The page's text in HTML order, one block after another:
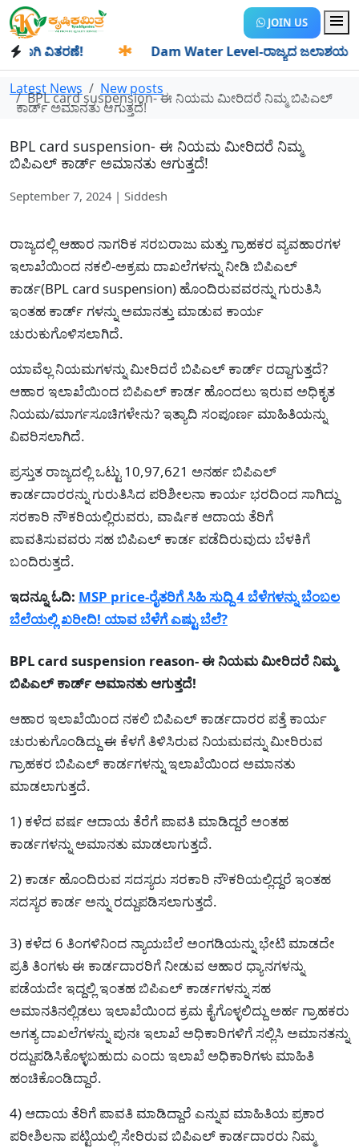
JOIN US
ವಿತರಣೆ! Dam Water Level-ರಾಜ್ಯದ ಜಲಾಶಯಗಳಿಗೆ
Latest News New posts
BPL card suspension- ಈ ನಿಯಮ ಮೀರಿದರೆ ನಿಮ್ಮ ಬಿಪಿಎಲ್
ಕಾರ್ಡ್ ಅಮಾನತು ಆಗುತ್ತದೆ!
BPL card suspension- ಈ ನಿಯಮ ಮೀರಿದರೆ ನಿಮ್ಮ
ಬಿಪಿಎಲ್ ಕಾರ್ಡ್ ಅಮಾನತು ಆಗುತ್ತದೆ!
September 7, 2024 | Siddesh
ರಾಜ್ಯದಲ್ಲಿ ಆಹಾರ ನಾಗರಿಕ ಸರಬರಾಜು ಮತ್ತು ಗ್ರಾಹಕರ ವ್ಯವಹಾರಗಳ
ಇಲಾಖೆಯಿಂದ ನಕಲಿ-ಅಕ್ರಮ ದಾಖಲೆಗಳನ್ನು ನೀಡಿ ಬಿಪಿಎಲ್
ಕಾರ್ಡ(BPL card suspension) ಹೊಂದಿರುವವರನ್ನು ಗುರುತಿಸಿ
ಇಂತಹ ಕಾರ್ಡ್ ಗಳನ್ನು ಅಮಾನತ್ತು ಮಾಡುವ ಕಾರ್ಯ
ಚುರುಕುಗೊಳಿಸಲಾಗಿದೆ.
ಯಾವೆಲ್ಲ ನಿಯಮಗಳನ್ನು ಮೀರಿದರೆ ಬಿಪಿಎಲ್ ಕಾರ್ಡ್ ರದ್ದಾಗುತ್ತದೆ?
ಆಹಾರ ಇಲಾಖೆಯಿಂದ ಬಿಪಿಎಲ್ ಕಾರ್ಡ ಹೊಂದಲು ಇರುವ ಅಧಿಕೃತ
ನಿಯಮ/ಮಾರ್ಗಸೂಚಿಗಳೇನು? ಇತ್ಯಾದಿ ಸಂಪೂರ್ಣ ಮಾಹಿತಿಯನ್ನು
ವಿವರಿಸಲಾಗಿದೆ.
ಪ್ರಸ್ತುತ ರಾಜ್ಯದಲ್ಲಿ ಒಟ್ಟು 10,97,621 ಅನರ್ಹ ಬಿಪಿಎಲ್
ಕಾರ್ಡದಾರರನ್ನು ಗುರುತಿಸಿದ ಪರಿಶೀಲನಾ ಕಾರ್ಯ ಭರದಿಂದ ಸಾಗಿದ್ದು
ಸರಕಾರಿ ನೌಕರಿಯಲ್ಲಿರುವರು, ವಾರ್ಷಿಕ ಆದಾಯ ತೆರಿಗೆ
ಪಾವತಿಸುವವರು ಸಹ ಬಿಪಿಎಲ್ ಕಾರ್ಡ ಪಡೆದಿರುವುದು ಬೆಳಕಿಗೆ
ಬಂದಿರುತ್ತದೆ.
ಇದನ್ನೂ ಓದಿ: MSP price-ರೈತರಿಗೆ ಸಿಹಿ ಸುದ್ದಿ 4 ಬೆಳೆಗಳನ್ನು ಬೆಂಬಲ
ಬೆಲೆಯಲ್ಲಿ ಖರೀದಿ! ಯಾವ ಬೆಳೆಗೆ ಎಷ್ಟು ಬೆಲೆ?
BPL card suspension reason- ಈ ನಿಯಮ ಮೀರಿದರೆ ನಿಮ್ಮ
ಬಿಪಿಎಲ್ ಕಾರ್ಡ್ ಅಮಾನತು ಆಗುತ್ತದೆ!
ಆಹಾರ‍ ಇಲಾಖೆಯಿಂದ ನಕಲಿ ಬಿಪಿಎಲ್ ಕಾರ್ಡದಾರರ ಪತ್ತೆ ಕಾರ್ಯ
ಚುರುಕುಗೊಂಡಿದ್ದು ಈ ಕೆಳಗೆ ತಿಳಿಸಿರುವ ನಿಯಮವನ್ನು ಮೀರಿರುವ
ಗ್ರಾಹಕರ ಬಿಪಿಎಲ್ ಕಾರ್ಡಗಳನ್ನು ಇಲಾಖೆಯಿಂದ ಅಮಾನತು
ಮಾಡಲಾಗುತ್ತದೆ.
1) ಕಳೆದ ವರ್ಷ ಆದಾಯ ತೆರೆಗೆ ಪಾವತಿ ಮಾಡಿದ್ದರೆ ಅಂತಹ
ಕಾರ್ಡಗಳನ್ನು ಅಮಾನತು ಮಾಡಲಾಗುತ್ತದೆ.
2) ಕಾರ್ಡ ಹೊಂದಿರುವ ಸದಸ್ಯರು ಸರಕಾರಿ ನೌಕರಿಯಲ್ಲಿದ್ದರೆ ಇಂತಹ
ಸದಸ್ಯರ ಕಾರ್ಡ ಅನ್ನು ರದ್ದುಪಡಿಸಲಾಗುತ್ತದೆ.
3) ಕಳೆದ 6 ತಿಂಗಳಿನಿಂದ ನ್ಯಾಯಬೆಲೆ ಅಂಗಡಿಯನ್ನು ಭೇಟಿ ಮಾಡದೇ
ಪ್ರತಿ ತಿಂಗಳು ಈ ಕಾರ್ಡದಾರರಿಗೆ ನೀಡುವ ಆಹಾರ ಧ್ಯಾನಗಳನ್ನು
ಪಡೆಯದೇ ಇದ್ದಲ್ಲಿ ಇಂತಹ ಬಿಪಿಎಲ್ ಕಾರ್ಡಗಳನ್ನು ಸಹ
ಅಮಾನತಿನಲ್ಲಿಡಲು ಇಲಾಖೆಯಿಂದ ಕ್ರಮ ಕೈಗೊಳ್ಳಲಿದ್ದು ಅರ್ಹ ಗ್ರಾಹಕರು
ಅಗತ್ಯ ದಾಖಲೆಗಳನ್ನು ಪುನಃ ಇಲಾಖೆ ಅಧಿಕಾರಿಗಳಿಗೆ ಸಲ್ಲಿಸಿ ಅಮಾನತನ್ನು
ರದ್ದುಪಡಿಸಿಕೊಳ್ಳಬಹುದು ಎಂದು ಇಲಾಖೆ ಅಧಿಕಾರಿಗಳು ಮಾಹಿತಿ
ಹಂಚಿಕೊಂಡಿದ್ದಾರೆ.
4) ಆದಾಯ ತೆರಿಗೆ ಪಾವತಿ ಮಾಡಿದ್ದಾರೆ ಎನ್ನುವ ಮಾಹಿತಿಯ ಪ್ರಕಾರ
ಪರೀಶಿಲನಾ ಪಟ್ಟಿಯಲ್ಲಿ ಸೇರಿರುವ ಬಿಪಿಎಲ್ ಕಾರ್ಡದಾರರು ನಿಮ್ಮ